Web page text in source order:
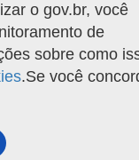
o gov.br, você
de
sobre como
.Se você